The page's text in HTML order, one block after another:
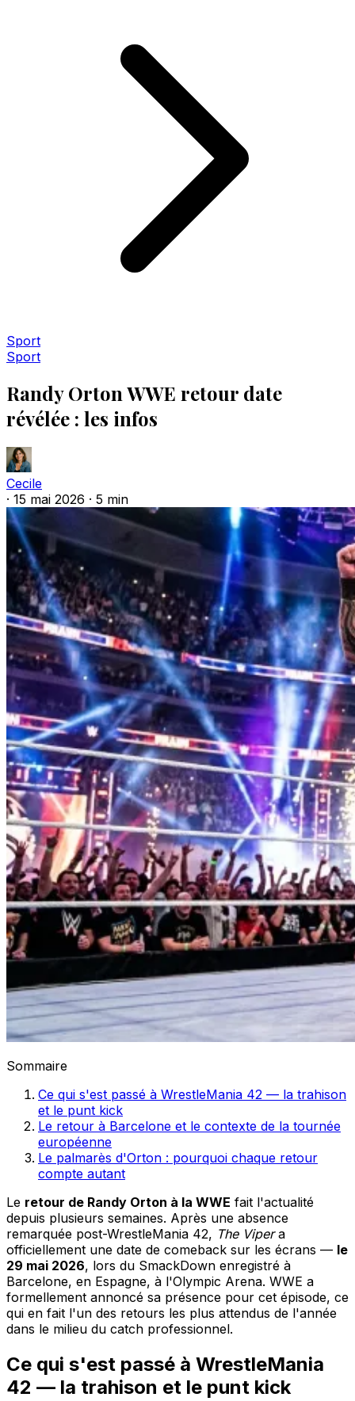
Sport
Sport
Randy Orton WWE retour date
révélée : les infos
Cecile
· 15 mai 2026 · 5 min
Sommaire
Ce qui s'est passé à WrestleMania 42 — la trahison
et le punt kick
Le retour à Barcelone et le contexte de la tournée
européenne
Le palmarès d'Orton : pourquoi chaque retour
compte autant
Le retour de Randy Orton à la WWE fait l'actualité
depuis plusieurs semaines. Après une absence
remarquée post-WrestleMania 42, The Vipera
officiellement une date de comeback sur les écrans — le
29 mai 2026, lors du SmackDown enregistré à
Barcelone, en Espagne, à l'Olympic Arena. WWE a
formellement annoncé sa présence pour cet épisode, ce
qui en fait l'un des retours les plus attendus de l'année
dans le milieu du catch professionnel.
Ce qui s'est passé à WrestleMania
42 — la trahison et le punt kick